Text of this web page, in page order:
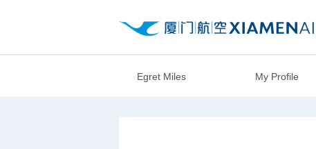
Egret Miles My Profile